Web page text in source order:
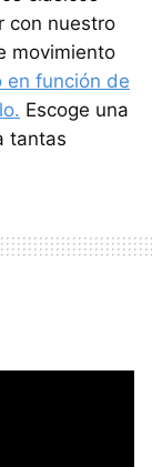
con nuestro
movimiento
en función de
Escoge una
tantas